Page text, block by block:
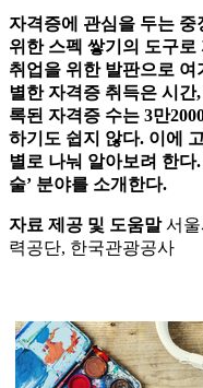
자격증에 관심을 두는
위한 스펙 쌓기의 도구로
취업을 위한 발판으로
별한 자격증 취득은 시간
록된 자격증 수는 3만
하기도 쉽지 않다. 이에
별로 나눠 알아보려 한다.
술’ 분야를 소개한다.
자료 제공 및 도움말서울
력공단, 한국관광공사